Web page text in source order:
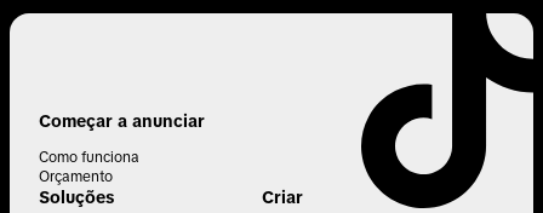
Começar a anunciar
Como funciona
Orçamento
Soluções Criar